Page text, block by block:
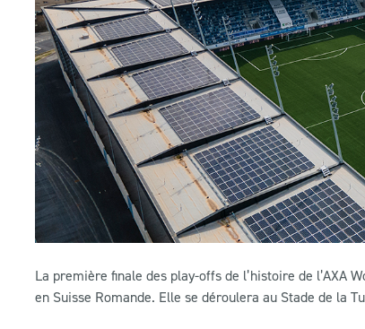
La première finale des play-offs de l’histoire de l’AXA
en Suisse Romande. Elle se déroulera au Stade de la